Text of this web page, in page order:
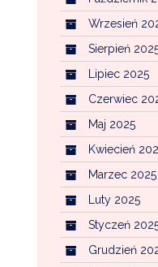
Wrzesień
Sierpień
Lipiec 2025
Czerwiec
Maj 2025
Kwiecień
Marzec 2025
Luty 2025
Styczeń
Grudzień